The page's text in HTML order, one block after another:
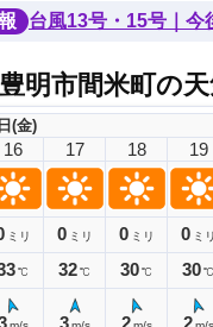
台風13号・15号｜今
明市間米町の
(金)
16
ミリ
℃
17
0 ミリ
32℃
3
18
0 ミリ
30℃
2
19
0 ミリ
30℃
2